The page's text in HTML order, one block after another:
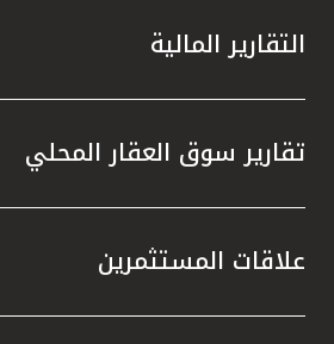
التقارير المالية
تقارير سوق العقار المحلي
علاقات المستثمرين